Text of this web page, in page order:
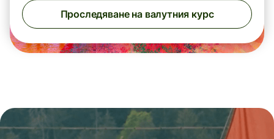
Проследяване на валутния курс